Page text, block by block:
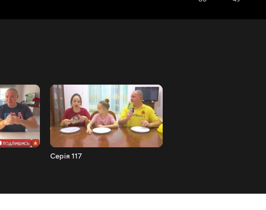
Серія 117